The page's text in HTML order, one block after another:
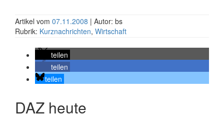
Artikel vom 07.11.2008 | Autor: bs
Rubrik: Kurznachrichten, Wirtschaft
teilen
teilen
teilen
DAZ heute